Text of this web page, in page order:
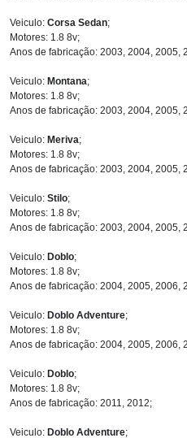
Veiculo: Corsa Sedan;
Motores: 1.8 8v;
Anos de fabricação: 2003, 2004, 2005,
Veiculo: Montana;
Motores: 1.8 8v;
Anos de fabricação: 2003, 2004, 2005,
Veiculo: Meriva;
Motores: 1.8 8v;
Anos de fabricação: 2003, 2004, 2005,
Veiculo: Stilo;
Motores: 1.8 8v;
Anos de fabricação: 2003, 2004, 2005,
Veiculo: Doblo;
Motores: 1.8 8v;
Anos de fabricação: 2004, 2005, 2006,
Veiculo: Doblo Adventure;
Motores: 1.8 8v;
Anos de fabricação: 2004, 2005, 2006,
Veiculo: Doblo;
Motores: 1.8 8v;
Anos de fabricação: 2011, 2012;
Veiculo: Doblo Adventure;